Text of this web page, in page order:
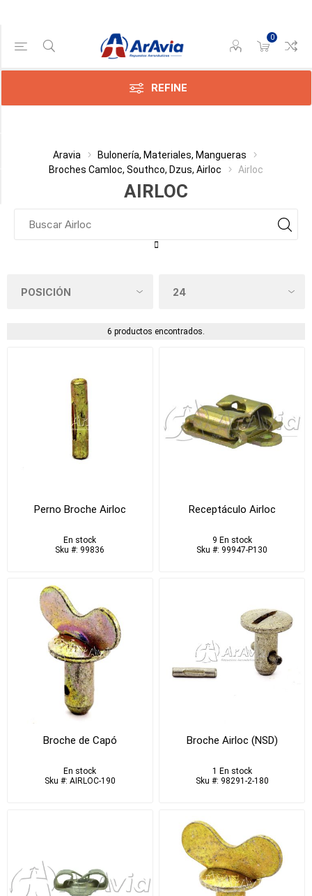
0
REFINE
Aravia
Bulonería, Materiales, Mangueras
Broches Camloc, Southco, Dzus, Airloc
Airloc
AIRLOC
6 productos encontrados.
Perno Broche Airloc
En stock
Sku #: 99836
Receptáculo Airloc
9 En stock
Sku #: 99947-P130
Broche de Capó
En stock
Sku #: AIRLOC-190
Broche Airloc (NSD)
1 En stock
Sku #: 98291-2-180
Gama de precios
Min:$
Categoría